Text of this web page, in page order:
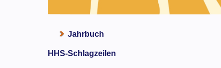
Jahrbuch
HHS-Schlagzeilen